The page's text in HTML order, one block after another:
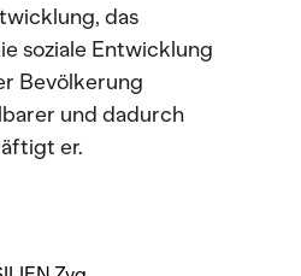
das
soziale Entwicklung
Bevölkerung
und dadurch
er.